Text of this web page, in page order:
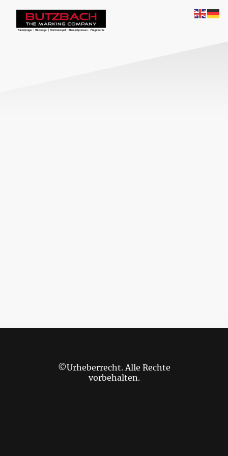
©Urheberrecht. Alle Rechte
vorbehalten.